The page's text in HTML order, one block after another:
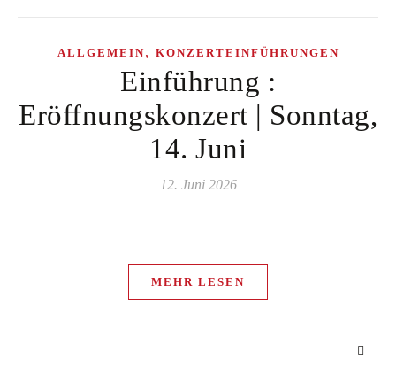
ALLGEMEIN, KONZERTEINFÜHRUNGEN
Einführung :
Eröffnungskonzert | Sonntag,
14. Juni
12. Juni 2026
MEHR LESEN